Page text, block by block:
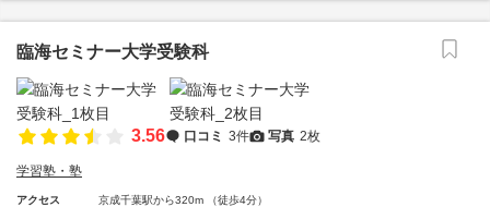
臨海セミナー大学受験科
3.56 口コミ 3件 写真 2枚
学習塾・塾
アクセス 京成千葉駅から320m （徒歩4分）